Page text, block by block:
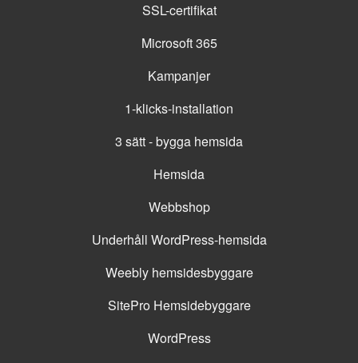
SSL-certifikat
Microsoft 365
Kampanjer
1-klicks-installation
3 sätt - bygga hemsida
Hemsida
Webbshop
Underhåll WordPress-hemsida
Weebly hemsidesbyggare
SitePro Hemsidebyggare
WordPress